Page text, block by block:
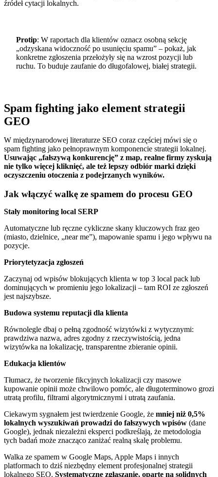
źródeł cytacji lokalnych.
Protip: W raportach dla klientów oznacz osobną sekcję
„odzyskana widoczność po usunięciu spamu” – pokaż, jak
konkretne zgłoszenia przełożyły się na wzrost pozycji lub
ruchu. To buduje zaufanie do długofalowej, białej strategii.
Spam fighting jako element strategii
GEO
W międzynarodowej literaturze SEO coraz częściej mówi się o
spam fighting jako pełnoprawnym komponencie strategii lokalnej.
Usuwając „fałszywą konkurencję” z map, realne firmy zyskują
nie tylko więcej kliknięć, ale też lepszy odbiór marki dzięki
oczyszczeniu otoczenia z podejrzanych wyników.
Jak włączyć walkę ze spamem do procesu GEO
Stały monitoring local SERP
Automatyczne lub ręczne cykliczne skany kluczowych fraz geo
(miasto, dzielnice, „near me”), mapowanie spamu i jego wpływu na
pozycje.
Priorytetyzacja zgłoszeń
Zaczynaj od wpisów blokujących klienta w top 3 local pack lub
dominujących w promieniu jego lokalizacji – tam ROI ze zgłoszeń
jest najszybsze.
Budowa systemu reputacji dla klienta
Równolegle dbaj o pełną zgodność wizytówki z wytycznymi:
prawdziwa nazwa, adres zgodny z rzeczywistością, jedna
wizytówka na lokalizację, transparentne zbieranie opinii.
Edukacja klientów
Tłumacz, że tworzenie fikcyjnych lokalizacji czy masowe
kupowanie opinii może chwilowo pomóc, ale długoterminowo grozi
utratą profilu, filtrami algorytmicznymi i utratą zaufania.
Ciekawym sygnałem jest twierdzenie Google, że mniej niż 0,5%
lokalnych wyszukiwań prowadzi do fałszywych wpisów (dane
Google), jednak niezależni eksperci podkreślają, że metodologia
tych badań może znacząco zaniżać realną skalę problemu.
Walka ze spamem w Google Maps, Apple Maps i innych
platformach to dziś niezbędny element profesjonalnej strategii
lokalnego SEO. Systematyczne zgłaszanie, oparte na solidnych